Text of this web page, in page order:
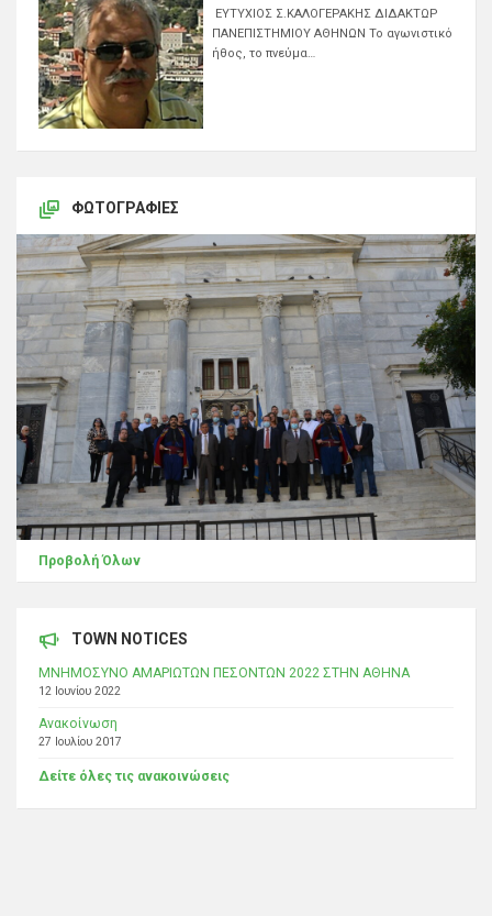
ΕΥΤΥΧΙΟΣ Σ.ΚΑΛΟΓΕΡΑΚΗΣ ΔΙΔΑΚΤΩΡ
ΠΑΝΕΠΙΣΤΗΜΙΟΥ ΑΘΗΝΩΝ Το αγωνιστικό
ήθος, το πνεύμα…
ΦΩΤΟΓΡΑΦΊΕΣ
Προβολή Όλων
TOWN NOTICES
ΜΝΗΜΟΣΥΝΟ ΑΜΑΡΙΩΤΩΝ ΠΕΣΟΝΤΩΝ 2022 ΣΤΗΝ ΑΘΗΝΑ
12 Ιουνίου 2022
Ανακοίνωση
27 Ιουλίου 2017
Δείτε όλες τις ανακοινώσεις